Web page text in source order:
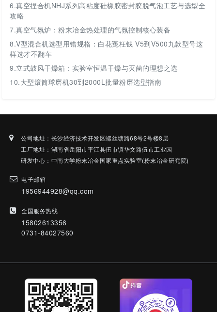
6.真空捏合机NHJ系列高粘度硅橡胶密封胶脱气泡工艺与选型全
攻略
7.真空气氛炉：粉末冶金热处理的气氛控制核心装备
8.V型混合机选型用错规格：白花冤枉钱 V5到V500九款型号这
样选才不翻车
9.立式鼓风干燥箱：实验室恒温干燥与灭菌的理想之选
10.大型滚筒球磨机30到2000L批量粉磨选型指南
公司地址：长沙经济技术开发区螺丝塘路68号2号楼8层
工厂地址：湖南省岳阳市平江县伍市镇华文路伍市工业园
研发中心：中南大学粉末冶金国家重点实验室(粉末冶金研究院)
电子邮箱
1956944928@qq.com
全国服务热线
15802613356
0731-84027560